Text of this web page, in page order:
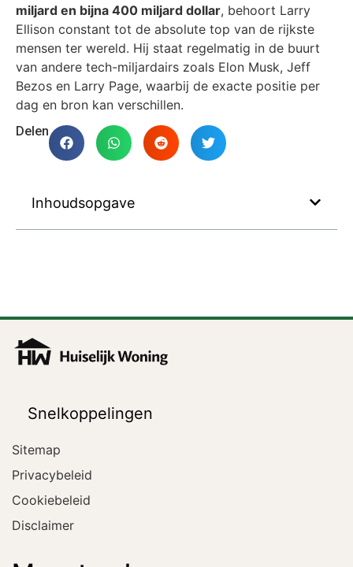
miljard en bijna 400 miljard dollar, behoort Larry
Ellison constant tot de absolute top van de rijkste
mensen ter wereld. Hij staat regelmatig in de buurt
van andere tech-miljardairs zoals Elon Musk, Jeff
Bezos en Larry Page, waarbij de exacte positie per
dag en bron kan verschillen.
Delen
Inhoudsopgave
Snelkoppelingen
Sitemap
Privacybeleid
Cookiebeleid
Disclaimer